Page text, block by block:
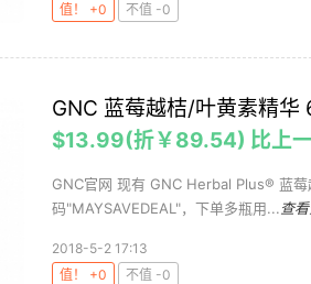
值！ +0
不值 -0
GNC 蓝莓越桔/叶黄素精华
$13.99(折￥89.54) 比上
GNC官网 现有 GNC Herbal Plus® 蓝
码"MAYSAVEDEAL"，下单多瓶用... 查
2018-5-2 17:13
值！ +0
不值 -0